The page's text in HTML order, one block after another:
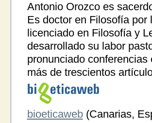
Antonio Orozco es
Es doctor en Filosofía por
licenciado en Filosofía y
desarrollado su labor
pronunciado
más de trescientos
bioeticaweb(Canarias,